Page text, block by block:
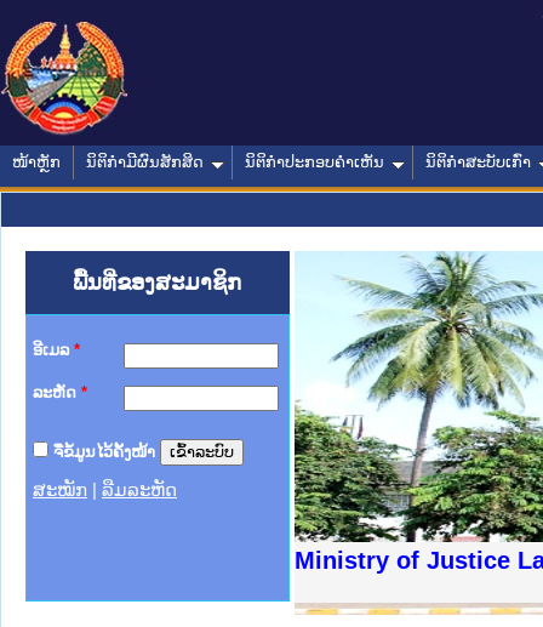
ໜ້າຫຼັກ ນິຕິກໍາມີຜົນສັກສິດ ນິຕິກໍາປະກອບຄໍາເຫັນ ນິຕິກໍາສະບັບເກົ່າ
ພື້ນທີ່ຂອງສະມາຊິກ
ອີເມລ *
ລະຫັດ *
ຈື່ຂໍ້ມູນໄວ້ຄັ້ງໜ້າ
ສະໝັກ ລືມລະຫັດ
Ministry of Justice
າຊົນ ພາກເໜືອ
ການ
ກາງ
ໃຕ້
ຕຳຫຼວດປະຊາຊົນ
ສັນຕິບານປະຊາຊົນ
ກເໜືອ
າຊົນ ພາກກາງ